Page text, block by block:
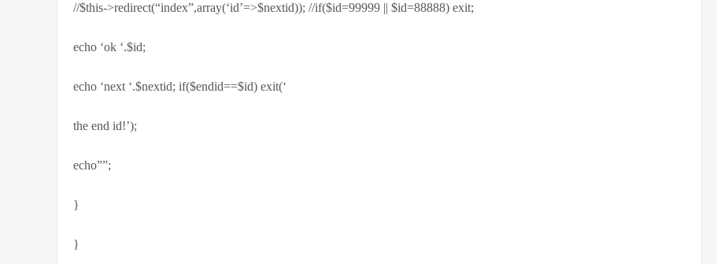
//$this->redirect(“index”,array(‘id’=>$nextid)); //if($id=99999 || $id=88888) exit;
echo ‘ok ‘.$id;
echo ‘next ‘.$nextid; if($endid==$id) exit(‘
the end id!’);
echo””;
}
}